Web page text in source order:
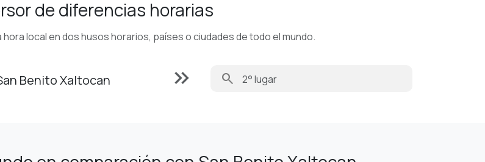
de diferencias horarias
hora local en dos husos horarios, países o ciudades de todo el mundo.
Benito Xaltocan keyboard_double_arrow_right search